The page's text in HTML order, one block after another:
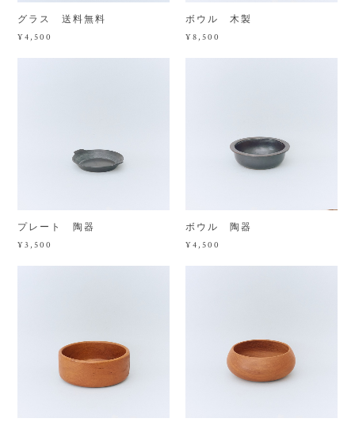
グラス 送料無料
¥4,500
ボウル 木製
¥8,500
プレート 陶器
¥3,500
ボウル 陶器
¥4,500